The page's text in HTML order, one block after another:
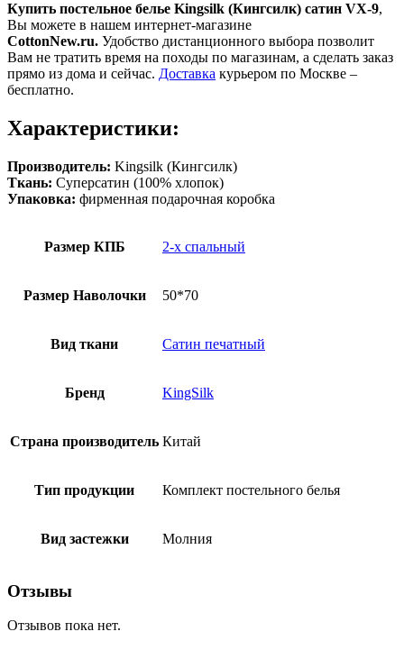
Купить постельное белье Kingsilk (Кингсилк) сатин VX-9,
Вы можете в нашем интернет-магазине
CottonNew.ru. Удобство дистанционного выбора позволит
Вам не тратить время на походы по магазинам, а сделать заказ
прямо из дома и сейчас. Доставка курьером по Москве –
бесплатно.
Характеристики:
Производитель: Kingsilk (Кингсилк)
Ткань: Суперсатин (100% хлопок)
Упаковка: фирменная подарочная коробка
Размер КПБ 2-х спальный
Размер Наволочки 50*70
Вид ткани Сатин печатный
Бренд KingSilk
Страна производитель Китай
Тип продукции Комплект постельного белья
Вид застежки Молния
Отзывы
Отзывов пока нет.